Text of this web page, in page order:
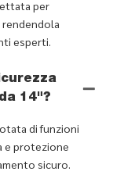
per
esperti.
14"?
di funzioni
e protezione
sicuro.